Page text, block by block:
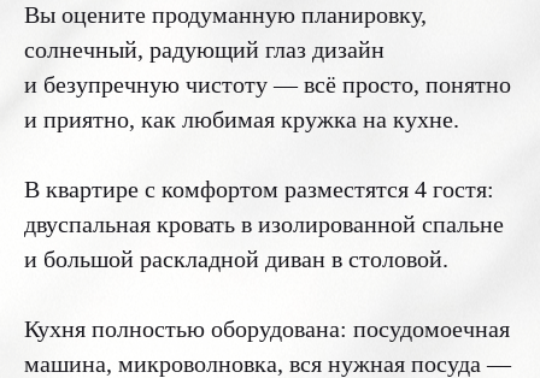
Вы оцените продуманную планировку,
солнечный, радующий глаз дизайн
и безупречную чистоту — всё просто, понятно
и приятно, как любимая кружка на кухне.
В квартире с комфортом разместятся 4 гостя:
двуспальная кровать в изолированной спальне
и большой раскладной диван в столовой.
Кухня полностью оборудована: посудомоечная
машина, микроволновка, вся нужная посуда —